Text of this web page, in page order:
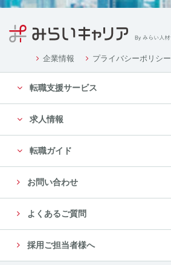
企業情報 プライバシーポリシー
転職支援サービス
求人情報
転職ガイド
お問い合わせ
よくあるご質問
採用ご担当者様へ